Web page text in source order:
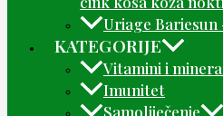
Uriage Bariesun
KATEGORIJE
Vitamini i
Imunitet
Samoliječenje